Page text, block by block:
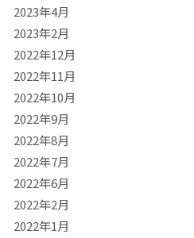
2023年4月
2023年2月
2022年12月
2022年11月
2022年10月
2022年9月
2022年8月
2022年7月
2022年6月
2022年2月
2022年1月